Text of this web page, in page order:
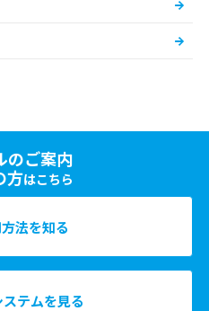
のご案内
方はこちら
法を知る
テムを見る